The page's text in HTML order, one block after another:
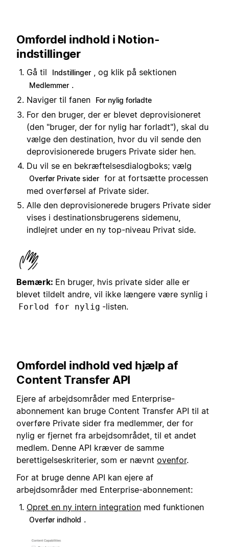
Omfordel indhold i Notion-
indstillinger
Gå til Indstillinger , og klik på sektionen
Medlemmer .
Naviger til fanen
For nylig forladte
For den bruger, der er blevet deprovisioneret
(den "bruger, der for nylig har forladt"), skal du
vælge den destination, hvor du vil sende den
deprovisionerede brugers Private sider hen.
Du vil se en bekræftelsesdialogboks; vælg
Overfør Private sider for at fortsætte processen
med overførsel af Private sider.
Alle den deprovisionerede brugers Private sider
vises i destinationsbrugerens sidemenu,
indlejret under en ny top-niveau Privat side.
Bemærk: En bruger, hvis private sider alle er
blevet tildelt andre, vil ikke længere være synlig i
Forlod for nylig -listen.
Omfordel indhold ved hjælp af
Content Transfer API
Ejere af arbejdsområder med Enterprise-
abonnement kan bruge Content Transfer API til at
overføre Private sider fra medlemmer, der for
nylig er fjernet fra arbejdsområdet, til et andet
medlem. Denne API kræver de samme
berettigelseskriterier, som er nævnt ovenfor.
For at bruge denne API kan ejere af
arbejdsområder med Enterprise-abonnement:
Opret en ny intern integration med funktionen
Overfør indhold .